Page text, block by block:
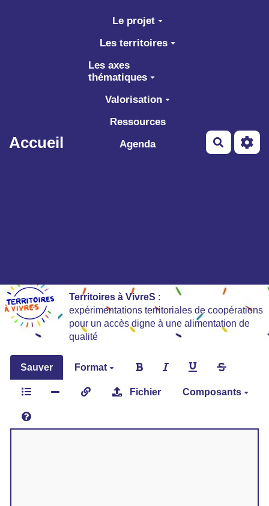
Aller au contenu principal
Accueil
Le projet
Les territoires
Les axes
thématiques
Valorisation
Ressources
Agenda
Territoires à VivreS :
expérimentations territoriales de coopérations
pour un accès digne à une alimentation de
qualité
Sauver Format
Fichier Composants